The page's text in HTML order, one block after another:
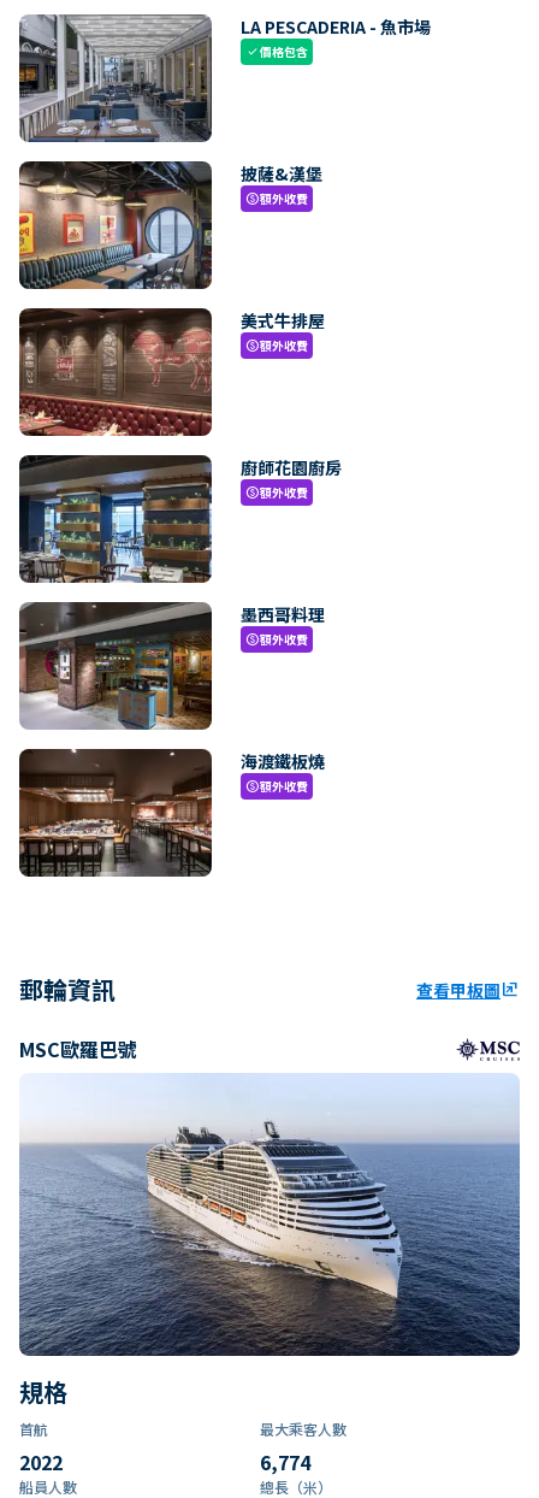
LA PESCADERIA - 魚市場
check價格包含
披薩&漢堡
paid額外收費
美式牛排屋
paid額外收費
廚師花園廚房
paid額外收費
墨西哥料理
paid額外收費
海渡鐵板燒
paid額外收費
郵輪資訊 查看甲板圖ungroup
MSC歐羅巴號
規格
首航
2022
最大乘客人數
6,774
船員人數 總長（米）